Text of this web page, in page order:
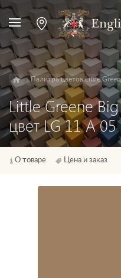
Палитра цветов Little
Little Greene
цвет LG 11 A 05
О товаре Цена и заказ